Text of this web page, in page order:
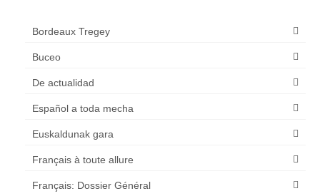
Bordeaux Tregey
Buceo
De actualidad
Español a toda mecha
Euskaldunak gara
Français à toute allure
Français: Dossier Général